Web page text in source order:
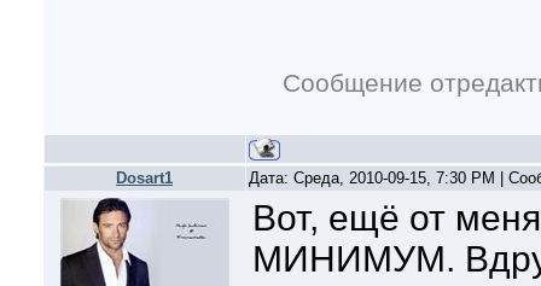
Сообщение
Dosart1 Дата: Среда, 2010-09-15, 7:30 PM |
Вот, ещё от
МИНИМУМ.